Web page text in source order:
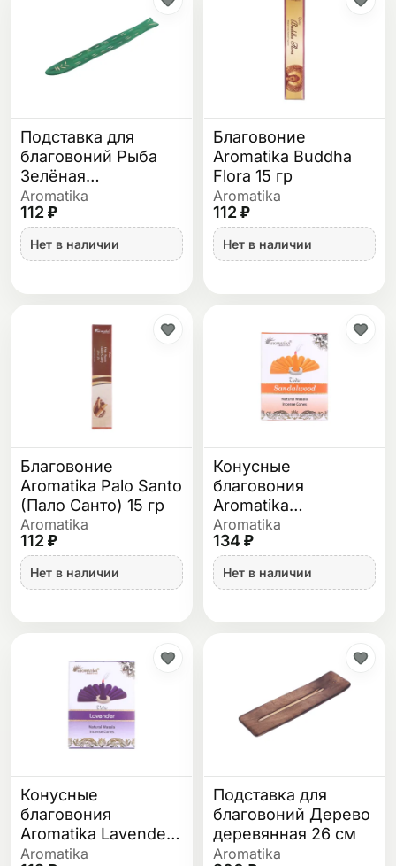
Подставка для
благовоний Рыба
Зелёная
деревянная 30 см
Aromatika
112 ₽
Нет в наличии
Благовоние
Aromatika Buddha
Flora 15 гр
Aromatika
112 ₽
Нет в наличии
Благовоние
Aromatika Palo Santo
(Пало Санто) 15 гр
Aromatika
112 ₽
Нет в наличии
Конусные
благовония
Aromatika
Sandalwood
(Сандал)
Aromatika
134 ₽
Нет в наличии
Конусные
благовония
Aromatika Lavender
(Лаванда)
Aromatika
Подставка для
благовоний Дерево
деревянная 26 см
Aromatika